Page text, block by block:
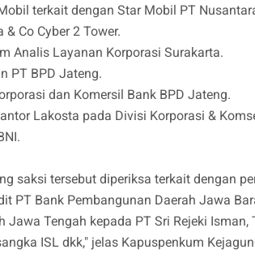
terkait dengan Star Mobil PT
& Co Cyber 2 Tower.
Analis Layanan Korporasi Surakarta.
PT BPD Jateng.
dan Komersil Bank BPD Jateng.
Lakosta pada Divisi Korporasi &
saksi tersebut diperiksa terkait dengan
PT Bank Pembangunan Daerah Jawa
Jawa Tengah kepada PT Sri Rejeki
ISL dkk," jelas Kapuspenkum